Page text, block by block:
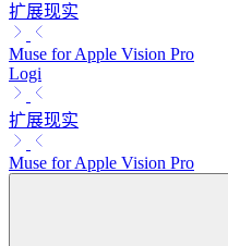
扩展现实
Muse for Apple Vision Pro
Logi
扩展现实
Muse for Apple Vision Pro